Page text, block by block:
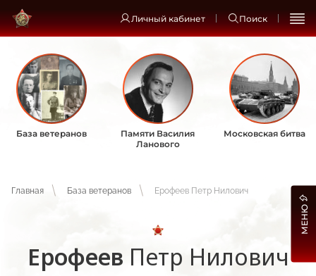
Личный кабинет Поиск
База ветеранов
Памяти Василия
Ланового
Московская битва
Главная База ветеранов Ерофеев Петр Нилович
Ерофеев Петр Нилович
МЕНЮ